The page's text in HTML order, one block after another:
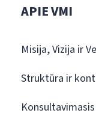
APIE VMI
Misija, Vizija ir
Struktūra ir